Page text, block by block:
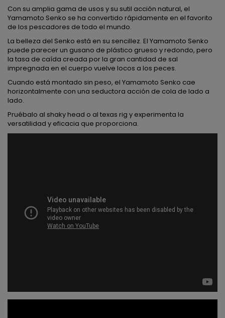
Con su amplia gama de usos y su sutil acción natural, el
Yamamoto Senko se ha convertido rápidamente en el favorito
de los pescadores de todo el mundo.
La belleza del Senko está en su sencillez. El Yamamoto Senko
puede parecer un gusano de plástico grueso y redondo, pero
la tasa de caída creada por la gran cantidad de sal
impregnada en el cuerpo vuelve locos a los peces.
Cuando está montado sin peso, el Yamamoto Senko cae
horizontalmente con una seductora acción de cola de lado a
lado.
Pruébalo al shaky head o al texas rig y experimenta la
versatilidad y eficacia que proporciona.